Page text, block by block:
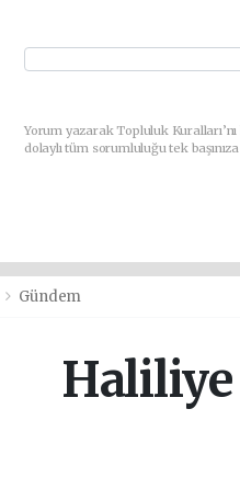
Yorum yazarak Topluluk
dolaylı tüm sorumluluğu tek
Gündem
Haliliye